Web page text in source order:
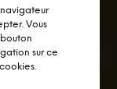
Vous
sur ce